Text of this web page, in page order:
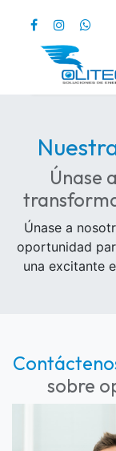
Únase
Únase a
oportunidad
una excitante
sobre